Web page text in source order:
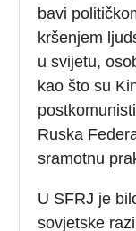
bavi
kršenjem
u svijetu,
kao što su
Ruska
sramotnu
U SFRJ je
sovjetske